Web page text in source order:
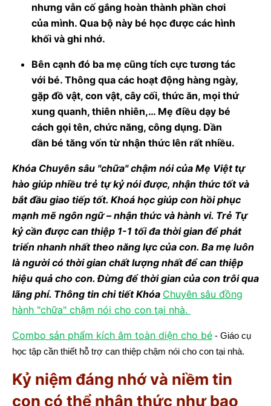
nhưng vẫn cố gắng hoàn thành phần chơi
của mình. Qua bộ này bé học được các hình
khối và ghi nhớ.
Bên cạnh đó ba mẹ cũng tích cực tương tác
với bé. Thông qua các hoạt động hàng ngày,
gặp đồ vật, con vật, cây cối, thức ăn, mọi thứ
xung quanh, thiên nhiên,… Mẹ điều dạy bé
cách gọi tên, chức năng, công dụng. Dần
dần bé tăng vốn từ nhận thức lên rất nhiều.
Khóa Chuyên sâu "chữa" chậm nói của Mẹ Việt tự
hào giúp nhiều trẻ tự kỷ nói được, nhận thức tốt và
bắt đầu giao tiếp tốt. Khoá học giúp con hồi phục
mạnh mẽ ngôn ngữ – nhận thức và hành vi. Trẻ Tự
kỷ cần được can thiệp 1-1 tối đa thời gian để phát
triển nhanh nhất theo năng lực của con. Ba mẹ luôn
là người có thời gian chất lượng nhất để can thiệp
hiệu quả cho con. Đừng để thời gian của con trôi qua
lãng phí. Thông tin chi tiết Khóa Chuyên sâu đồng
hành "chữa" chậm nói cho con tại nhà.
Combo sản phẩm kích âm toàn diện cho bé - Giáo cụ
học tập cần thiết hỗ trợ can thiệp chậm nói cho con tại nhà.
Kỷ niệm đáng nhớ và niềm tin
con có thể nhận thức như bao